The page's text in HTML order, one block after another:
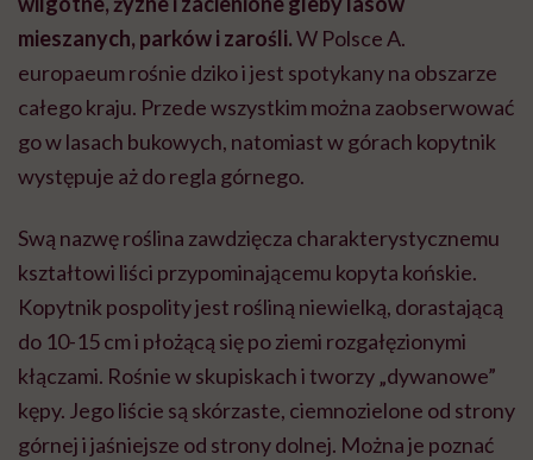
mieszanych, parków i zarośli.W Polsce A.
europaeum rośnie dziko i jest spotykany na obszarze
całego kraju. Przede wszystkim można zaobserwować
go w lasach bukowych, natomiast w górach kopytnik
występuje aż do regla górnego.
Swą nazwę roślina zawdzięcza charakterystycznemu
kształtowi liści przypominającemu kopyta końskie.
Kopytnik pospolity jest rośliną niewielką, dorastającą
do 10-15 cm i płożącą się po ziemi rozgałęzionymi
kłączami. Rośnie w skupiskach i tworzy „dywanowe”
kępy. Jego liście są skórzaste, ciemnozielone od strony
górnej i jaśniejsze od strony dolnej. Można je poznać